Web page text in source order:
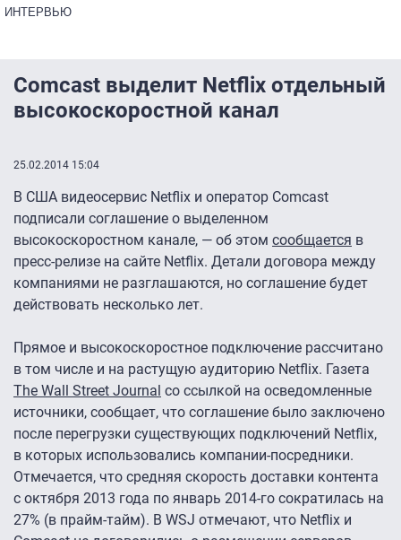
ИНТЕРВЬЮ
Comcast выделит Netflix отдельный
высокоскоростной канал
25.02.2014 15:04
В США видеосервис Netflix и оператор Comcast
подписали соглашение о выделенном
высокоскоростном канале, — об этом сообщается в
пресс-релизе на сайте Netflix. Детали договора между
компаниями не разглашаются, но соглашение будет
действовать несколько лет.
Прямое и высокоскоростное подключение рассчитано
в том числе и на растущую аудиторию Netflix. Газета
The Wall Street Journal со ссылкой на осведомленные
источники, сообщает, что соглашение было заключено
после перегрузки существующих подключений Netflix,
в которых использовались компании-посредники.
Отмечается, что средняя скорость доставки контента
с октября 2013 года по январь 2014-го сократилась на
27% (в прайм-тайм). В WSJ отмечают, что Netflix и